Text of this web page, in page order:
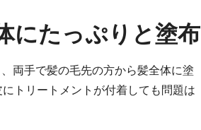
にたっぷりと塗布
両手で髪の毛先の方から髪全体に塗
トリートメントが付着しても問題は